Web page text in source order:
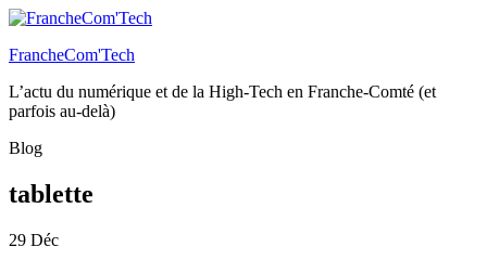
FrancheCom'Tech
L’actu du numérique et de la High-Tech en Franche-Comté (et
parfois au-delà)
Blog
tablette
29 Déc